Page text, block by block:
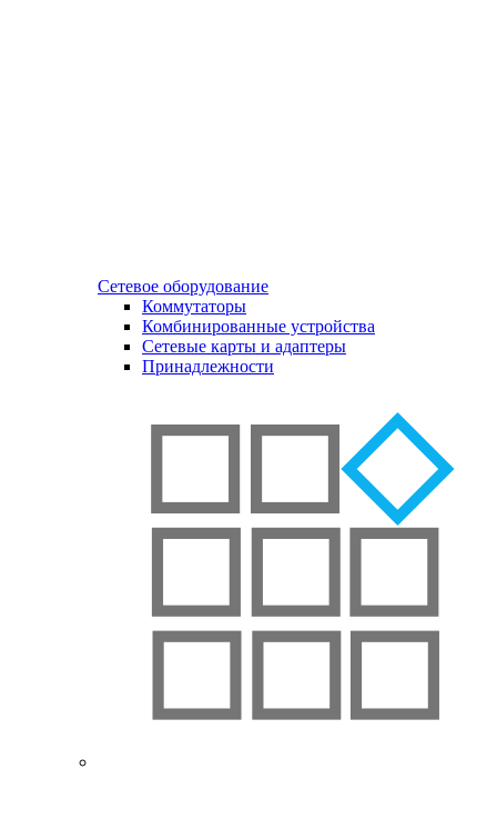
Сетевое оборудование
Коммутаторы
Комбинированные устройства
Сетевые карты и адаптеры
Принадлежности